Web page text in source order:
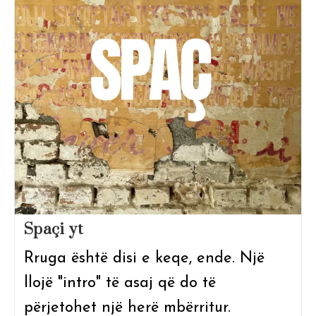
Spaçi yt
Rruga është disi e keqe, ende. Një
llojë "intro" të asaj që do të
përjetohet një herë mbërritur.